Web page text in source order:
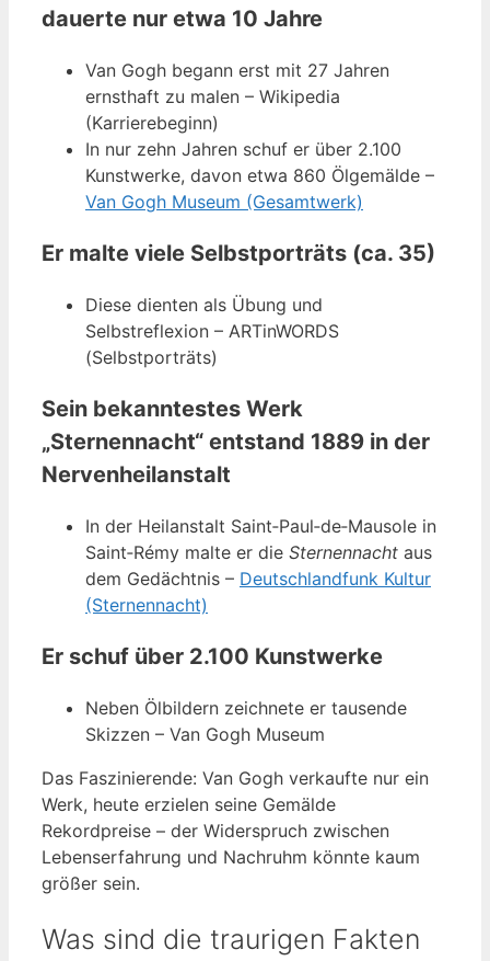
dauerte nur etwa 10 Jahre
Van Gogh begann erst mit 27 Jahren
ernsthaft zu malen – Wikipedia
(Karrierebeginn)
In nur zehn Jahren schuf er über 2.100
Kunstwerke, davon etwa 860 Ölgemälde –
Van Gogh Museum (Gesamtwerk)
Er malte viele Selbstporträts (ca. 35)
Diese dienten als Übung und
Selbstreflexion – ARTinWORDS
(Selbstporträts)
Sein bekanntestes Werk
„Sternennacht“ entstand 1889 in der
Nervenheilanstalt
In der Heilanstalt Saint‑Paul‑de‑Mausole in
Saint‑Rémy malte er die Sternennacht aus
dem Gedächtnis – Deutschlandfunk Kultur
(Sternennacht)
Er schuf über 2.100 Kunstwerke
Neben Ölbildern zeichnete er tausende
Skizzen – Van Gogh Museum
Das Faszinierende: Van Gogh verkaufte nur ein
Werk, heute erzielen seine Gemälde
Rekordpreise – der Widerspruch zwischen
Lebenserfahrung und Nachruhm könnte kaum
größer sein.
Was sind die traurigen Fakten